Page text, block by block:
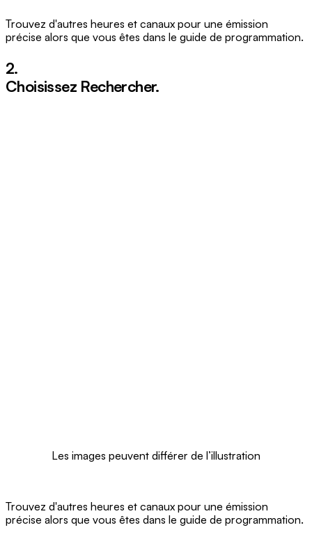
Trouvez d'autres heures et canaux pour une émission
précise alors que vous êtes dans le guide de programmation.
2.
Choisissez Rechercher.
Les images peuvent différer de l’illustration
Trouvez d'autres heures et canaux pour une émission
précise alors que vous êtes dans le guide de programmation.